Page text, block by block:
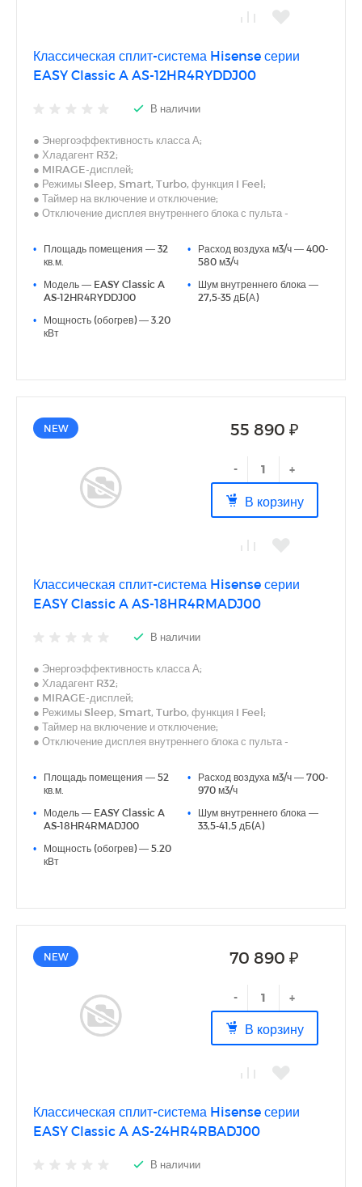
Классическая сплит-система Hisense серии
EASY Classic A AS-12HR4RYDDJ00
В наличии
● Энергоэффективность класса А;
● Хладагент R32;
● MIRAGE-дисплей;
● Режимы Sleep, Smart, Turbo, функция I Feel;
● Таймер на включение и отключение;
● Отключение дисплея внутреннего блока с пульта -
● Двустороннее подключение дренажа (левое или правое);
● Авторестарт, самодиагностика.
•
Площадь помещения — 32
кв.м.
•
Модель — EASY Classic A
AS-12HR4RYDDJ00
•
Мощность (обогрев) — 3.20
кВт
•
Расход воздуха м3/ч — 400-
580 м3/ч
•
Шум внутреннего блока —
27,5-35 дБ(А)
NEW 55 890 ₽
- +
В корзину
Классическая сплит-система Hisense серии
EASY Classic A AS-18HR4RMADJ00
В наличии
● Энергоэффективность класса А;
● Хладагент R32;
● MIRAGE-дисплей;
● Режимы Sleep, Smart, Turbo, функция I Feel;
● Таймер на включение и отключение;
● Отключение дисплея внутреннего блока с пульта -
● Двустороннее подключение дренажа (левое или правое);
● Авторестарт, самодиагностика.
•
Площадь помещения — 52
кв.м.
•
Модель — EASY Classic A
AS-18HR4RMADJ00
•
Мощность (обогрев) — 5.20
кВт
•
Расход воздуха м3/ч — 700-
970 м3/ч
•
Шум внутреннего блока —
33,5-41,5 дБ(А)
NEW 70 890 ₽
- +
В корзину
Классическая сплит-система Hisense серии
EASY Classic A AS-24HR4RBADJ00
В наличии